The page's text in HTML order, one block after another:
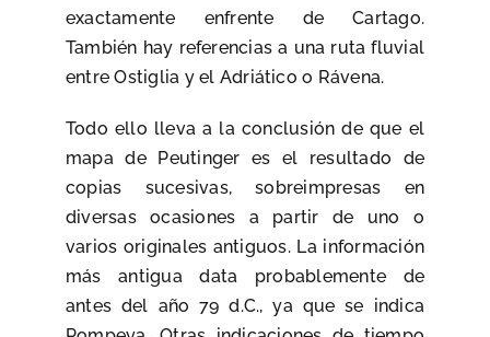
exactamente enfrente de Cartago.
También hay referencias a una ruta fluvial
entre Ostiglia y el Adriático o Rávena.
Todo ello lleva a la conclusión de que el
mapa de Peutinger es el resultado de
copias sucesivas, sobreimpresas en
diversas ocasiones a partir de uno o
varios originales antiguos. La información
más antigua data probablemente de
antes del año 79 d.C., ya que se indica